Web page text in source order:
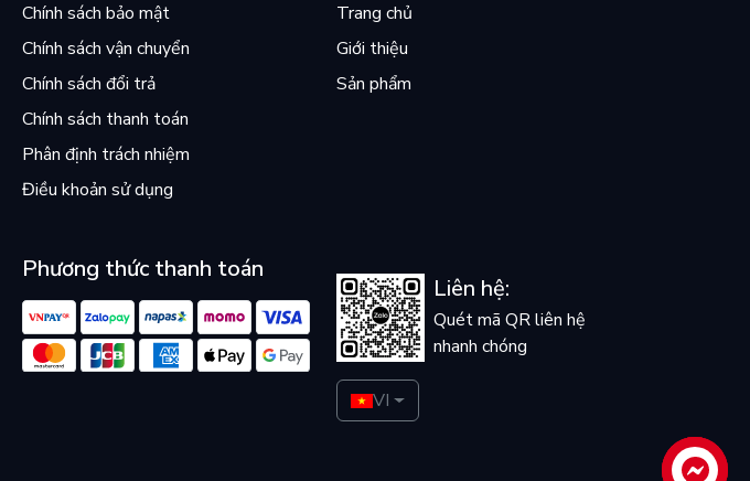
Chính sách bảo mật
Chính sách vận chuyển
Chính sách đổi trả
Chính sách thanh toán
Phân định trách nhiệm
Điều khoản sử dụng
Trang chủ
Giới thiệu
Sản phẩm
Phương thức thanh toán
Liên hệ:
Quét mã QR liên hệ
nhanh chóng
VI